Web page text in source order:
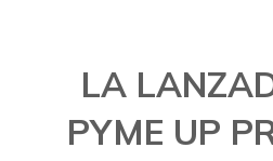
LA
PYME UP